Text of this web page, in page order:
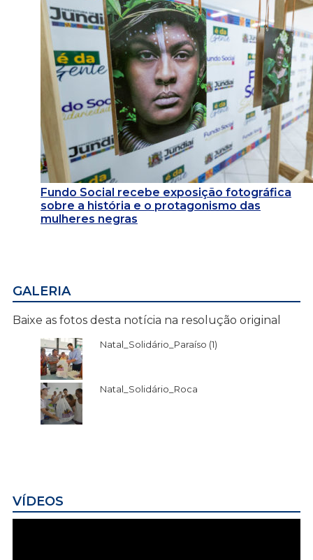
Fundo Social recebe exposição fotográfica
sobre a história e o protagonismo das
mulheres negras
GALERIA
Baixe as fotos desta notícia na resolução original
Natal_Solidário_Paraíso (1)
Natal_Solidário_Roca
VÍDEOS